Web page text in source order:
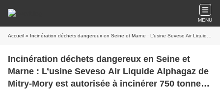
MENU
Accueil » Incinération déchets dangereux en Seine et Marne : L’usine Seveso Air Liquide Alphagaz de Mitry-Mory est autorisée à incinérer 750 tonnes par an de résidus gazeux
Incinération déchets dangereux en Seine et
Marne : L’usine Seveso Air Liquide Alphagaz de
Mitry-Mory est autorisée à incinérer 750 tonnes